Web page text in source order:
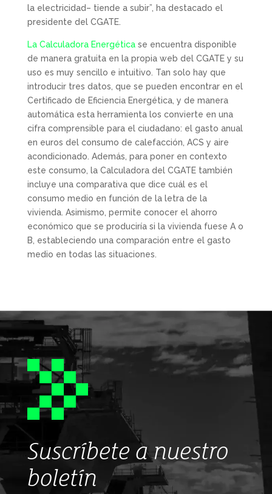
la electricidad– tiende a subir”, ha destacado el
presidente del CGATE.
La Calculadora Energética se encuentra disponible
de manera gratuita en la propia web del CGATE y su
uso es muy sencillo e intuitivo. Tan solo hay que
introducir tres datos, que se pueden encontrar en el
Certificado de Eficiencia Energética, y de manera
automática esta herramienta los convierte en una
cifra comprensible para el ciudadano: el gasto anual
en euros del consumo de calefacción, ACS y aire
acondicionado. Además, para poner en contexto
este consumo, la Calculadora del CGATE también
incluye una comparativa que dice cuál es el
consumo medio en función de la letra de la
vivienda. Asimismo, permite conocer el ahorro
económico que se produciría si la vivienda fuese A o
B, estableciendo una comparación entre el gasto
medio en todas las situaciones.
Suscríbete a nuestro
boletín